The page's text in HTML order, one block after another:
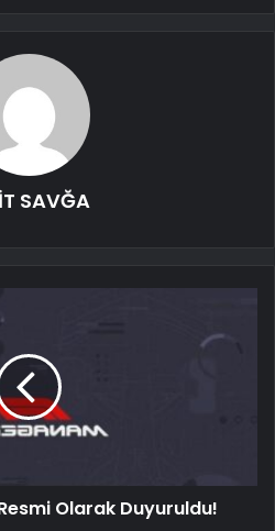
SAVĞA
Olarak Duyuruldu!